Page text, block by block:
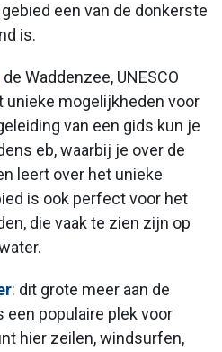
een van de donkerste
is.
de Waddenzee, UNESCO
unieke mogelijkheden voor
van een gids kun je
eb, waarbij je over de
leert over het unieke
is ook perfect voor het
die vaak te zien zijn op
: dit grote meer aan de
een populaire plek voor
hier zeilen, windsurfen,